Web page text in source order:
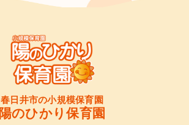
春日井市の小規模保育園
陽のひかり保育園